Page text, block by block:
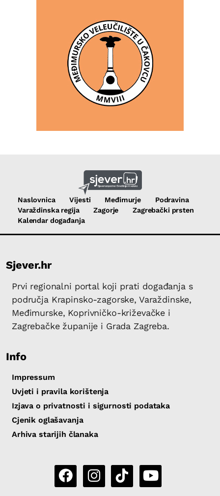
Naslovnica Vijesti Međimurje
Podravina
Varaždinska regija
Zagorje
Zagrebački prsten
Kalendar događanja
Sjever.hr
Prvi regionalni portal koji prati događanja s
područja Krapinsko-zagorske, Varaždinske,
Međimurske, Koprivničko-križevačke i
Zagrebačke županije i Grada Zagreba.
Info
Impressum
Uvjeti i pravila korištenja
Izjava o privatnosti i sigurnosti podataka
Cjenik oglašavanja
Arhiva starijih članaka